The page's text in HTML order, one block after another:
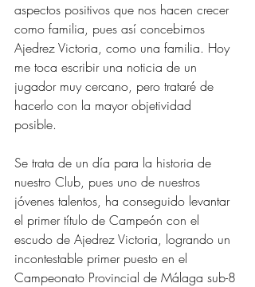
aspectos positivos que nos hacen crecer
como familia, pues así concebimos
Ajedrez Victoria, como una familia. Hoy
me toca escribir una noticia de un
jugador muy cercano, pero trataré de
hacerlo con la mayor objetividad
posible.
Se trata de un día para la historia de
nuestro Club, pues uno de nuestros
jóvenes talentos, ha conseguido levantar
el primer título de Campeón con el
escudo de Ajedrez Victoria, logrando un
incontestable primer puesto en el
Campeonato Provincial de Málaga sub-8